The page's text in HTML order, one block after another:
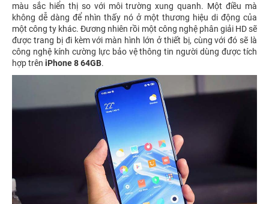
màu sắc hiển thị so với môi trường xung quanh. Một điều mà
không dễ dàng để nhìn thấy nó ở một thương hiệu di động của
một công ty khác. Đương nhiên rồi một công nghệ phân giải HD sẽ
được trang bị đi kèm với màn hình lớn ở thiết bị, cùng với đó sẽ là
công nghệ kính cường lực bảo vệ thông tin người dùng được tích
hợp trên iPhone 8 64GB.